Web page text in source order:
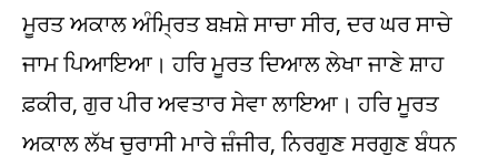
ਮੂਰਤ ਅਕਾਲ ਅੰਮ੍ਰਿਤ ਬਖ਼ਸ਼ੇ ਸਾਚਾ ਸੀਰ, ਦਰ ਘਰ ਸਾਚੇ
ਜਾਮ ਪਿਆਇਆ। ਹਰਿ ਮੂਰਤ ਦਿਆਲ ਲੇਖਾ ਜਾਣੇ ਸ਼ਾਹ
ਫ਼ਕੀਰ, ਗੁਰ ਪੀਰ ਅਵਤਾਰ ਸੇਵਾ ਲਾਇਆ। ਹਰਿ ਮੂਰਤ
ਅਕਾਲ ਲੱਖ ਚੁਰਾਸੀ ਮਾਰੇ ਜ਼ੰਜੀਰ, ਨਿਰਗੁਣ ਸਰਗੁਣ ਬੰਧਨ